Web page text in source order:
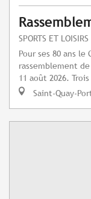
SPORTS ET LOISIRS
Pour ses 80 ans
rassemblement
11 août 2026.
Saint-Quay-